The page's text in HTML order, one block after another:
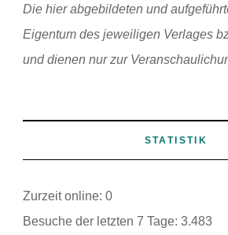
Die hier abgebildeten und
Eigentum des jeweiligen Verlages
und dienen nur zur
STATISTIK
Zurzeit online: 0
Besuche der letzten 7 Tage: 3.483